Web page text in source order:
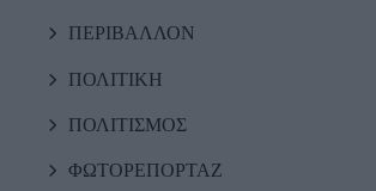
ΠΕΡΙΒΑΛΛΟΝ
ΠΟΛΙΤΙΚΗ
ΠΟΛΙΤΙΣΜΟΣ
ΦΩΤΟΡΕΠΟΡΤΑΖ